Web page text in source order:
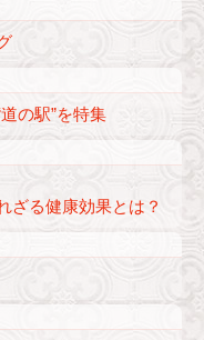
の駅”を特集
ざる健康効果とは？